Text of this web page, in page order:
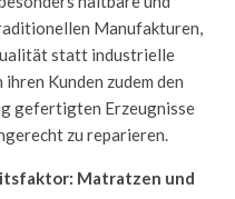
Manufakturen,
statt industrielle
Kunden zudem den
gefertigten Erzeugnisse
zu reparieren.
Matratzen und